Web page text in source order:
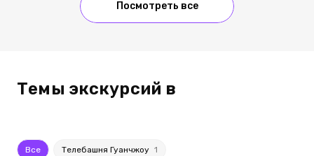
Посмотреть все
Темы экскурсий в
Все Телебашня Гуанчжоу 1